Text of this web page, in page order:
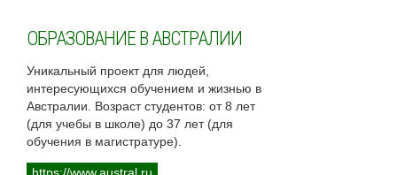
ОБРАЗОВАНИЕ В АВСТРАЛИИ
Уникальный проект для людей,
интересующихся обучением и жизнью в
Австралии. Возраст студентов: от 8 лет
(для учебы в школе) до 37 лет (для
обучения в магистратуре).